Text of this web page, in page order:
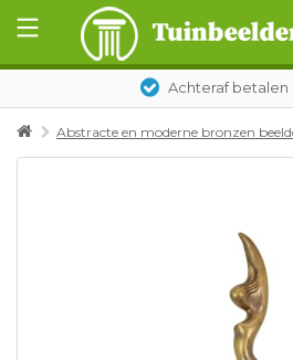
Achteraf betalen
Abstracte en moderne bronzen